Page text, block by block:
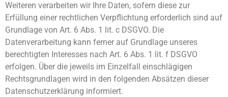
Weiteren verarbeiten wir Ihre Daten, sofern diese zur
Erfüllung einer rechtlichen Verpflichtung erforderlich sind auf
Grundlage von Art. 6 Abs. 1 lit. c DSGVO. Die
Datenverarbeitung kann ferner auf Grundlage unseres
berechtigten Interesses nach Art. 6 Abs. 1 lit. f DSGVO
erfolgen. Über die jeweils im Einzelfall einschlägigen
Rechtsgrundlagen wird in den folgenden Absätzen dieser
Datenschutzerklärung informiert.